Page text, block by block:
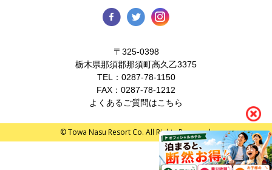
〒325-0398
栃木県那須郡那須町高久乙3375
TEL： 0287-78-1150
FAX：0287-78-1212
よくあるご質問はこちら
© Towa Nasu Resort Co. All Rights Reserved.